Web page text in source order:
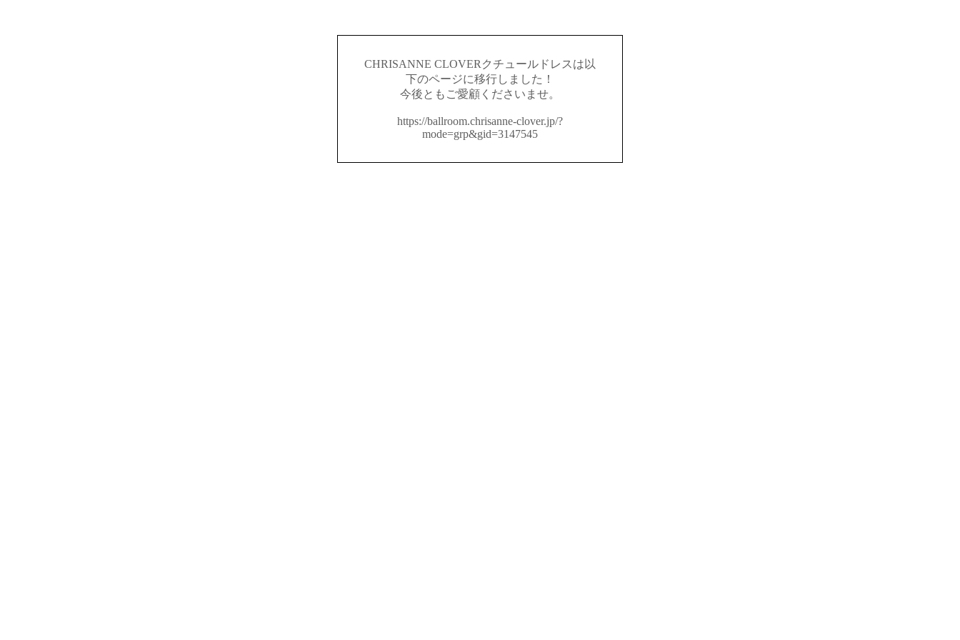
CHRISANNE CLOVERクチュールドレスは以
下のページに移行しました！
今後ともご愛顧くださいませ。
https://ballroom.chrisanne-clover.jp/?
mode=grp&gid=3147545